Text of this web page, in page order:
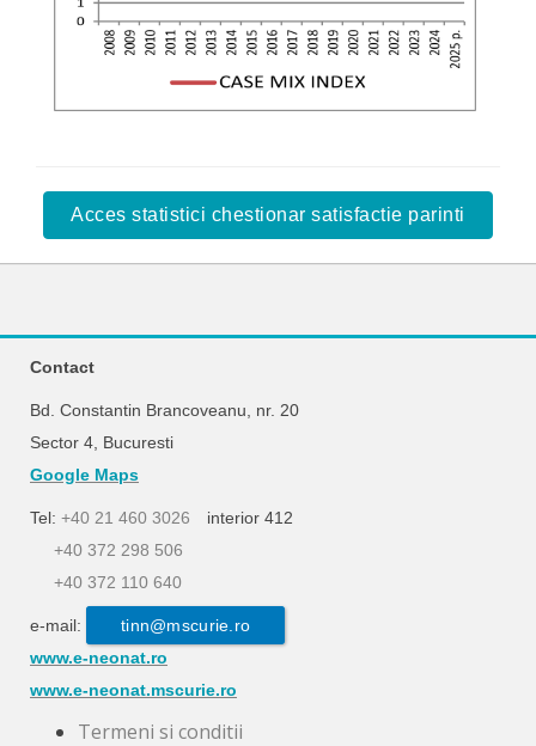
Acces statistici chestionar satisfactie parinti
Contact
Bd. Constantin Brancoveanu, nr. 20
Sector 4, Bucuresti
Google Maps
Tel: +40 21 460 3026
interior 412
+40 372 298 506
+40 372 110 640
e-mail:
tinn@mscurie.ro
www.e-neonat.ro
www.e-neonat.mscurie.ro
Termeni si conditii